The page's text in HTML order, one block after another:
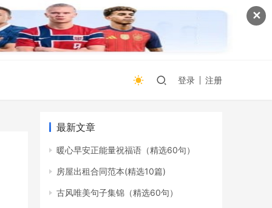
✕
登录 注册
最新文章
暖心早安正能量祝福语（精选60句）
房屋出租合同范本(精选10篇)
古风唯美句子集锦（精选60句）